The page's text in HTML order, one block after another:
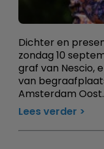
Dichter en
zondag 10
graf van Nescio,
van
Amsterdam Oost.
Lees verder